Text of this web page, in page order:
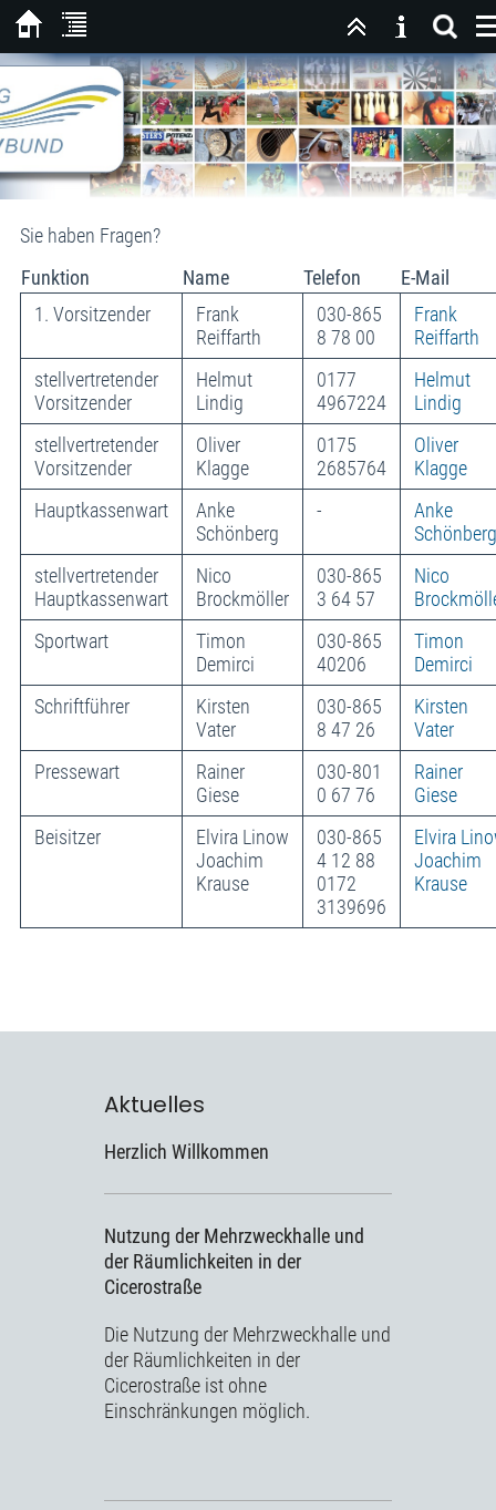
Sie haben Fragen?
Funktion
Name Telefon
E-Mail
1. Vorsitzender
Frank
Reiffarth
030-865
8 78 00
Frank
Reiffarth
stellvertretender
Vorsitzender
Helmut
Lindig
0177
4967224
Helmut
Lindig
stellvertretender
Vorsitzender
Oliver
Klagge
0175
2685764
Oliver
Klagge
Hauptkassenwart
Anke
Schönberg
-
Anke
Schönberg
stellvertretender
Hauptkassenwart
Nico
Brockmöller
030-865
3 64 57
Nico
Sportwart
Timon
Demirci
030-865
40206
Timon
Demirci
Schriftführer
Kirsten
Vater
030-865
8 47 26
Kirsten
Vater
Pressewart
Rainer
Giese
030-801
0 67 76
Rainer
Giese
Beisitzer
Elvira Linow
Joachim
Krause
030-865
4 12 88
0172
3139696
Elvira
Joachim
Krause
Aktuelles
Herzlich Willkommen
Nutzung der Mehrzweckhalle und
der Räumlichkeiten in der
Cicerostraße
Die Nutzung der Mehrzweckhalle und
der Räumlichkeiten in der
Cicerostraße ist ohne
Einschränkungen möglich.